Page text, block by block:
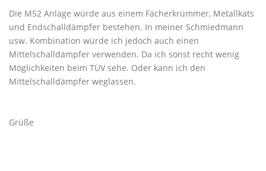
Die M52 Anlage würde aus einem Fächerkrümmer, Metallkats
und Endschalldämpfer bestehen. In meiner Schmiedmann
usw. Kombination würde ich jedoch auch einen
Mittelschalldämpfer verwenden. Da ich sonst recht wenig
Möglichkeiten beim TÜV sehe. Oder kann ich den
Mittelschalldämpfer weglassen.
Grüße